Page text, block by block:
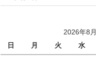
2026年8月
日
月 火 水